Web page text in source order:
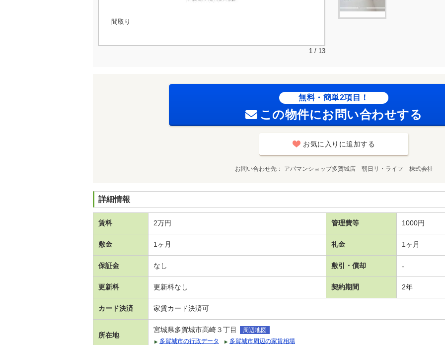
間取り
1 / 13
無料・簡単2項目！
この物件にお問い合わせする
お気に入りに追加する
お問い合わせ先 アパマンショップ多賀城店 朝日リ・ライフ 株式会社
詳細情報
賃料 2万円 管理費等 1000円
敷金 1ヶ月 礼金 1ヶ月
保証金 なし 敷引・償却 -
更新料 更新料なし 契約期間 2年
カード決済 家賃カード決済可
所在地
宮城県多賀城市高崎３丁目
周辺地図
多賀城市の行政データ
多賀城市周辺の家賃相場